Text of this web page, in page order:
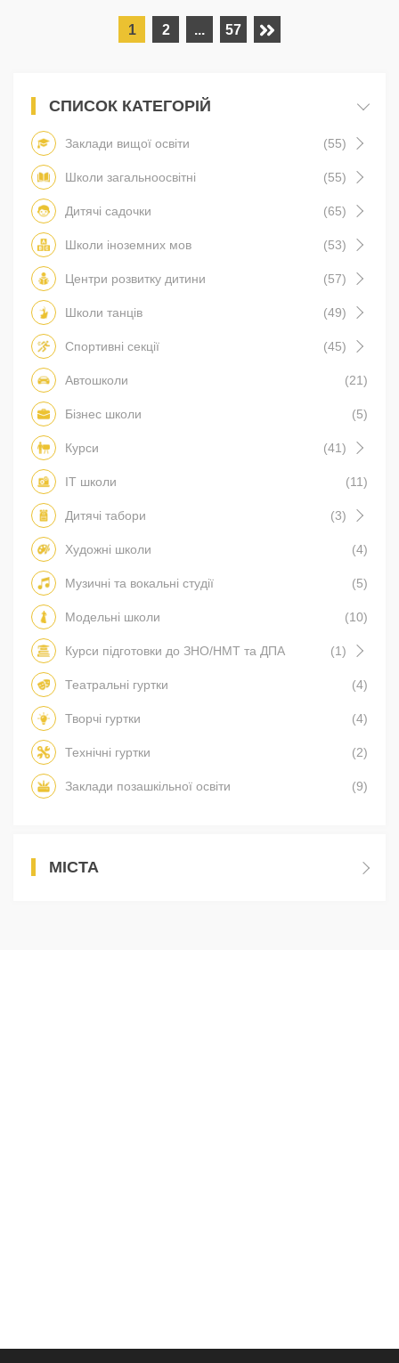
1 2 ... 57
СПИСОК КАТЕГОРІЙ
Заклади вищої освіти (55)
Школи загальноосвітні (55)
Дитячі садочки (65)
Школи іноземних мов (53)
Центри розвитку дитини (57)
Школи танців (49)
Спортивні секції (45)
Автошколи (21)
Бізнес школи (5)
Курси (41)
IT школи (11)
Дитячі табори (3)
Художні школи (4)
Музичні та вокальні студії (5)
Модельні школи (10)
Курси підготовки до ЗНО/НМТ та ДПА (1)
Театральні гуртки (4)
Творчі гуртки (4)
Технічні гуртки (2)
Заклади позашкільної освіти (9)
МІСТА